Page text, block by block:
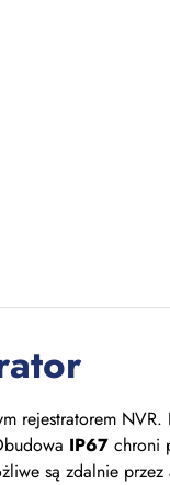
rejestratorem NVR.
IP67 chroni
są zdalnie